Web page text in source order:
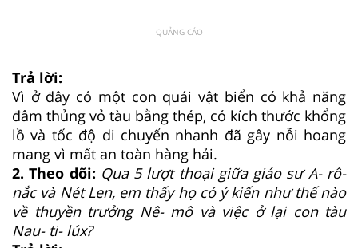
QUẢNG CÁO
Trả lời:
Vì ở đây có một con quái vật biển có khả năng
đâm thủng vỏ tàu bằng thép, có kích thước khổng
lồ và tốc độ di chuyển nhanh đã gây nỗi hoang
mang vì mất an toàn hàng hải.
2. Theo dõi: Qua 5 lượt thoại giữa giáo sư A- rô-
nắc và Nét Len, em thấy họ có ý kiến như thế nào
về thuyền trưởng Nê- mô và việc ở lại con tàu
Nau- ti- lúx?